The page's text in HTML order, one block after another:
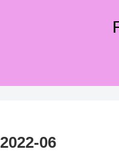
2022-06